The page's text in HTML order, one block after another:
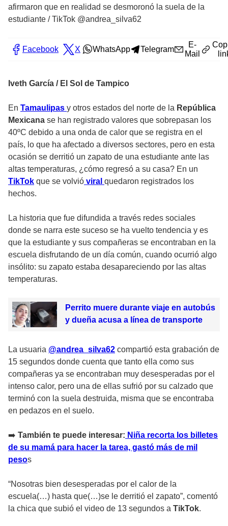
afirmaron que en realidad se desmoronó la suela de la
estudiante /TikTok @andrea_silva62
Facebook X WhatsApp Telegram
E-
Mail
Iveth García / El Sol de Tampico
En Tamaulipas y otros estados del norte de la República
Mexicana se han registrado valores que sobrepasan los
40ºC debido a una onda de calor que se registra en el
país, lo que ha afectado a diversos sectores, pero en esta
ocasión se derritió un zapato de una estudiante ante las
altas temperaturas, ¿cómo regresó a su casa? En un
TikTok que se volvió viral quedaron registrados los
hechos.
La historia que fue difundida a través redes sociales
donde se narra este suceso se ha vuelto tendencia y es
que la estudiante y sus compañeras se encontraban en la
escuela disfrutando de un día común, cuando ocurrió algo
insólito: su zapato estaba desapareciendo por las altas
temperaturas.
Perrito muere durante viaje en autobús
y dueña acusa a línea de transporte
La usuaria @andrea_silva62 compartió esta grabación de
15 segundos donde cuenta que tanto ella como sus
compañeras ya se encontraban muy desesperadas por el
intenso calor, pero una de ellas sufrió por su calzado que
terminó con la suela destruida, misma que se encontraba
en pedazos en el suelo.
➡️ También te puede interesar: Niña recorta los billetes
de su mamá para hacer la tarea, gastó más de mil
pesos
“Nosotras bien desesperadas por el calor de la
escuela(…) hasta que(…)se le derritió el zapato”, comentó
la chica que subió el video de 13 segundos a TikTok.